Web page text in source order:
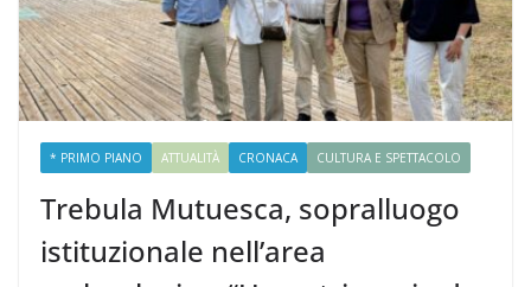
* PRIMO PIANO ATTUALITÀ CRONACA CULTURA E SPETTACOLO
Trebula Mutuesca, sopralluogo
istituzionale nell’area